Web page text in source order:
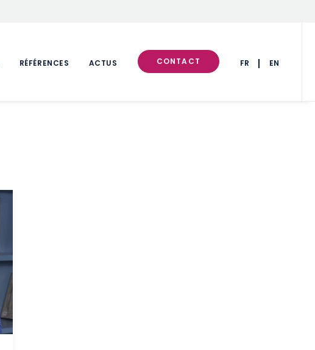
RÉFÉRENCES ACTUS CONTACT FR EN